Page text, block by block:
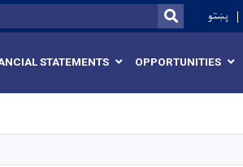
SEARCH
پښتو
STATEMENTS OPPORTUNITIES